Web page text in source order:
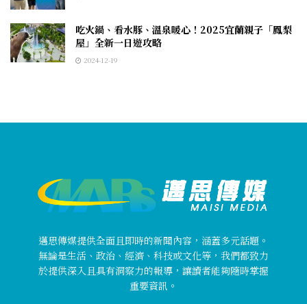
吃火鍋、看水豚、溫泉暖心！2025宜蘭親子「鳳梨
屋」全新一日遊攻略
2024-12-19
邁思傳媒提供全面且即時的新聞內容，涵蓋多元話題。
無論是生活、政治、經濟、科技或文化等，我們都致力
於提供深入且具有洞察力的報導，讓讀者能夠隨時掌握
重要資訊。